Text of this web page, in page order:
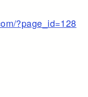
?page_id=128